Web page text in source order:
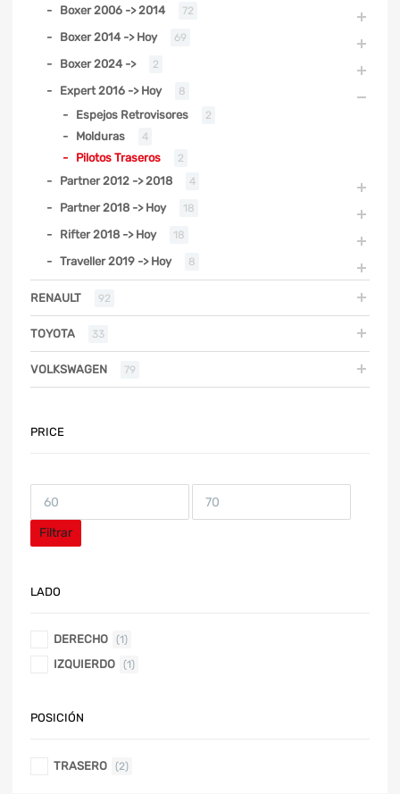
Boxer 2006 -> 2014 72
Boxer 2014 -> Hoy 69
Boxer 2024 -> 2
Expert 2016 -> Hoy 8
Espejos Retrovisores 2
Molduras 4
Pilotos Traseros 2
Partner 2012 -> 2018 4
Partner 2018 -> Hoy 18
Rifter 2018 -> Hoy 18
Traveller 2019 -> Hoy 8
RENAULT 92
TOYOTA 33
VOLKSWAGEN 79
PRICE
Filtrar
LADO
DERECHO (1)
IZQUIERDO (1)
POSICIÓN
TRASERO (2)